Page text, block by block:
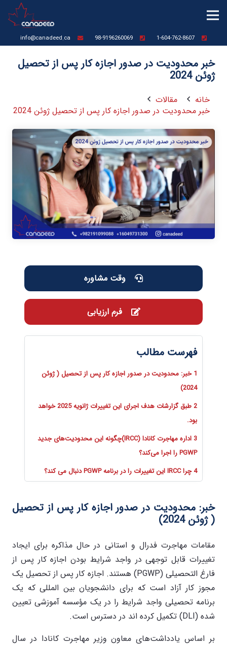
1-604-762-8607
98-9196260069
info@canadeed.ca
خبر محدودیت در صدور اجازه کار پس از تحصیل
ژوئن 2024
خانه
مقالات
خبر محدودیت در صدور اجازه کار پس از تحصیل ژوئن 2024
وقت مشاوره
فرم ارزیابی
فهرست مطالب
1 خبر: محدودیت در صدور اجازه کار پس از تحصیل ( ژوئن
2024)
2 طبق گزارشات هدف اجرای این تغییرات ژانویه 2025 خواهد
بود.
3 اداره مهاجرت کانادا (IRCC)چگونه این محدودیت‌های جدید
PGWP را اجرا می‌کند؟
4 چرا IRCC این تغییرات را در برنامه PGWP دنبال می کند؟
خبر: محدودیت در صدور اجازه کار پس از تحصیل
( ژوئن 2024)
مقامات مهاجرت فدرال و استانی در حال مذاکره برای ایجاد
تغییرات قابل توجهی در واجد شرایط بودن اجازه کار پس از
فارغ التحصیلی (PGWP) هستند. اجازه کار پس از تحصیل یک
مجوز کار آزاد است که برای دانشجویان بین المللی که یک
برنامه تحصیلی واجد شرایط را در یک مؤسسه آموزشی تعیین
شده (DLI) تکمیل کرده اند در دسترس است.
بر اساس یادداشت‌های معاون وزیر مهاجرت کانادا در سال